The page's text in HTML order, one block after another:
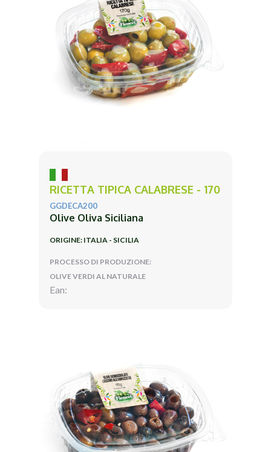
RICETTA TIPICA CALABRESE - 170
GGDECA200
Olive Oliva Siciliana
ORIGINE: ITALIA - SICILIA
PROCESSO DI PRODUZIONE:
OLIVE VERDI AL NATURALE
Ean: